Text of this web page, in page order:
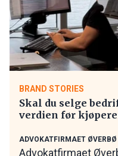
BRAND STORIES
Skal du selge
verdien før
ADVOKATFIRMAET
Advokatfirmaet